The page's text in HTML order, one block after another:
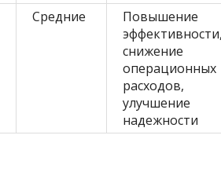
Средние
Повышение
снижение
операционных
расходов,
улучшение
надежности